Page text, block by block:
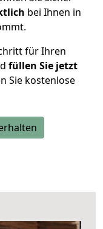
bei Ihnen in
für Ihren
füllen Sie jetzt
Sie kostenlose